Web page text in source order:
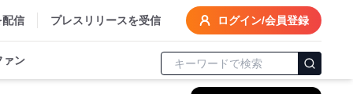
配信 プレスリリースを受信 ログイン/会員登録
ァン